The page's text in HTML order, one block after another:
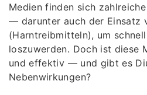
Medien finden sich
— darunter auch der Einsatz
(Harntreibmitteln), um
loszuwerden. Doch ist diese
und effektiv — und gibt es
Nebenwirkungen?